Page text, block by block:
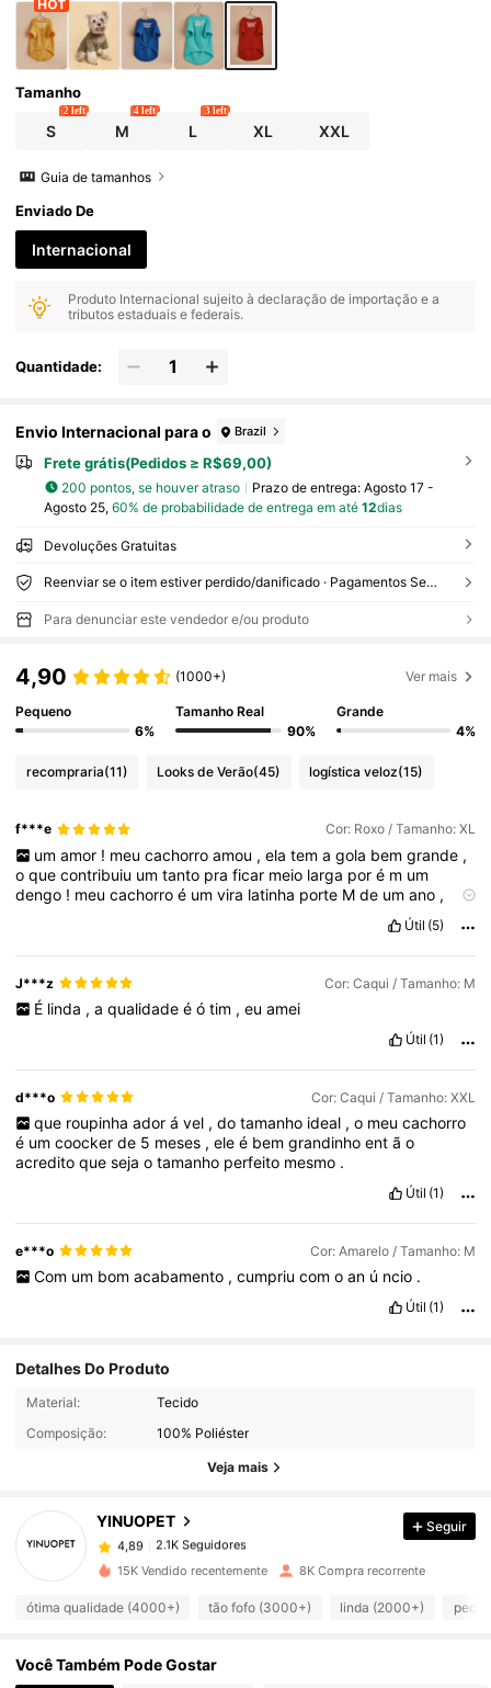
Tamanho
S
2 left
M
4 left
L
3 left
XL XXL
Guia de tamanhos
Enviado De
Internacional
Produto Internacional sujeito à declaração de importação e a
tributos estaduais e federais.
Quantidade:
Envio Internacional para o Brazil
Frete grátis(Pedidos ≥ R$69,00)
200 pontos, se houver atraso Prazo de entrega: Agosto 17 -
Agosto 25, 60% de probabilidade de entrega em até 12dias
Devoluções Gratuitas
Reenviar se o item estiver perdido/danificado · Pagamentos Seguros · Proteção de privacidade
Para denunciar este vendedor e/ou produto
4,90 (1000+) Ver mais
Pequeno
6%
Tamanho Real
90%
Grande
4%
recompraria(11) Looks de Verão(45) logística veloz(15)
f***e Cor: Roxo / Tamanho: XL
um amor ! meu cachorro amou , ela tem a gola bem grande ,
oquecontribuiu umtanto praficar meio larga poré m um
dengo ! meucachorroé umvira latinha porte Mde umano ,
Útil (5)
J***z Cor: Caqui / Tamanho: M
É linda , a qualidade é ó tim , eu amei
Útil (1)
d***o Cor: Caqui / Tamanho: XXL
que roupinha ador á vel , do tamanho ideal , o meu cachorro
é umcoockerde 5 meses ,eleé bemgrandinhoentão
acreditoquesejaotamanho perfeito mesmo .
Útil (1)
e***o Cor: Amarelo / Tamanho: M
Com um bom acabamento , cumpriu com o an ú ncio .
Útil (1)
Detalhes Do Produto
Material:
Tecido
Composição:
100% Poliéster
Veja mais
YINUOPET
2.1K Seguidores
2.1K Seguidores
4,89 2.1K Seguidores
4,89 2.1K Seguidores
Seguir
15K Vendido recentemente 8K Compra recorrente
ótima qualidade (4000+) tão fofo (3000+) linda (2000+)
Você Também Pode Gostar